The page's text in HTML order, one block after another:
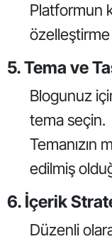
Platformun
5. Tema ve
Blogunuz
tema seçin.
Temanızın
edilmiş
6. İçerik
Düzenli